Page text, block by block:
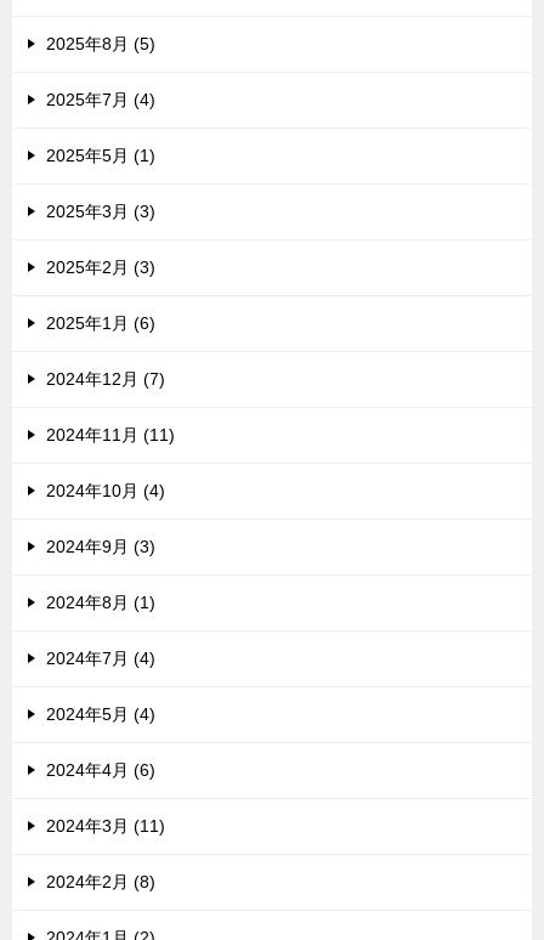
2025年8月 (5)
2025年7月 (4)
2025年5月 (1)
2025年3月 (3)
2025年2月 (3)
2025年1月 (6)
2024年12月 (7)
2024年11月 (11)
2024年10月 (4)
2024年9月 (3)
2024年8月 (1)
2024年7月 (4)
2024年5月 (4)
2024年4月 (6)
2024年3月 (11)
2024年2月 (8)